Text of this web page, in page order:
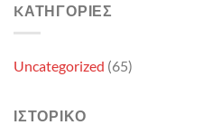
KΑΤΗΓΟΡΊΕΣ
Uncategorized (65)
ΙΣΤΟΡΙΚΌ